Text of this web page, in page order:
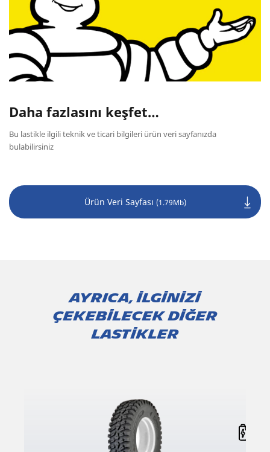
Daha fazlasını keşfet…
Bu lastikle ilgili teknik ve ticari bilgileri ürün veri sayfanızda
bulabilirsiniz
Ürün Veri Sayfası (1.79Mb)
AYRICA, İLGİNİZİ
ÇEKEBİLECEK DİĞER
LASTİKLER